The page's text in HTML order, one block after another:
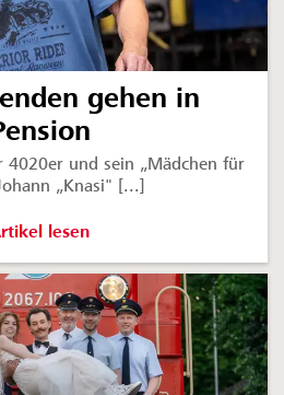
gehen in
4020er und sein „Mädchen für
„Knasi" [...]
Legenden gehen in Pension -
lesen